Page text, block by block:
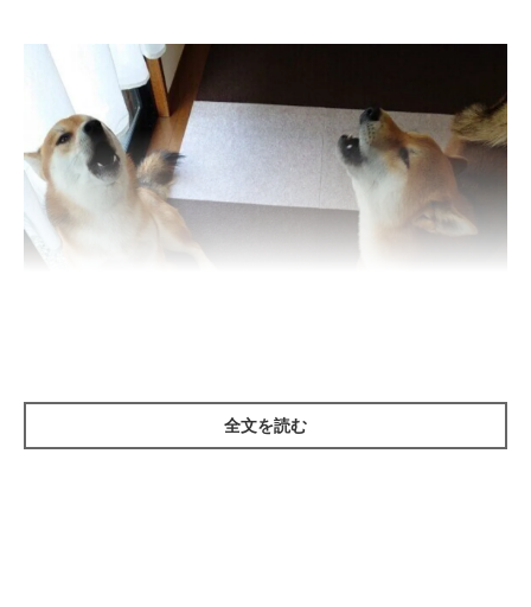
全文を読む